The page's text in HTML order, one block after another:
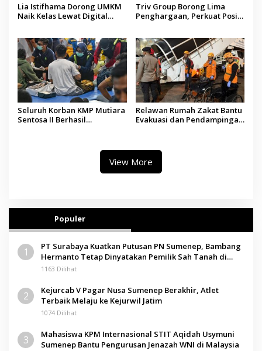
Lia Istifhama Dorong UMKM
Naik Kelas Lewat Digital
Triv Group Borong Lima
Penghargaan, Perkuat Posisi
Seluruh Korban KMP Mutiara
Sentosa II Berhasil
Relawan Rumah Zakat Bantu
Evakuasi dan Pendampingan
View More
Populer
1
PT Surabaya Kuatkan Putusan PN Sumenep, Bambang
Hermanto Tetap Dinyatakan Pemilik Sah Tanah di
Pamolokan
1163 Dilihat
2
Kejurcab V Pagar Nusa Sumenep Berakhir, Atlet
Terbaik Melaju ke Kejurwil Jatim
1074 Dilihat
3
Mahasiswa KPM Internasional STIT Aqidah Usymuni
Sumenep Bantu Pengurusan Jenazah WNI di Malaysia